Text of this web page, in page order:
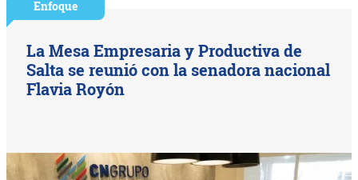
Enfoque
La Mesa Empresaria y Productiva de
Salta se reunió con la senadora nacional
Flavia Royón